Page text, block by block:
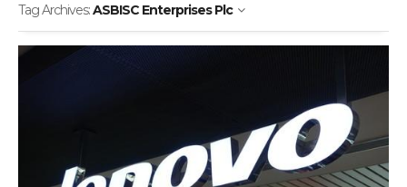
Tag Archives:ASBISC Enterprises Plc